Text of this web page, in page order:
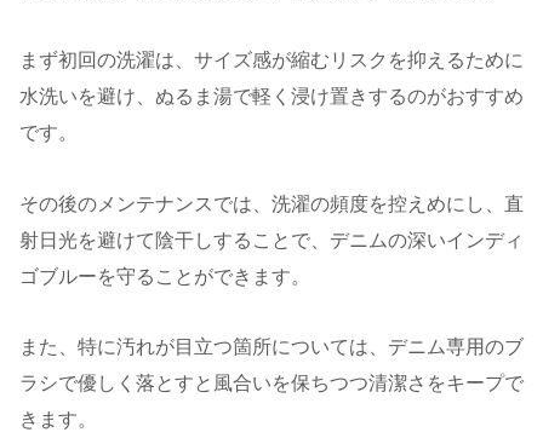
まず初回の洗濯は、サイズ感が縮むリスクを抑えるために
水洗いを避け、ぬるま湯で軽く浸け置きするのがおすすめ
です。
その後のメンテナンスでは、洗濯の頻度を控えめにし、直
射日光を避けて陰干しすることで、デニムの深いインディ
ゴブルーを守ることができます。
また、特に汚れが目立つ箇所については、デニム専用のブ
ラシで優しく落とすと風合いを保ちつつ清潔さをキープで
きます。